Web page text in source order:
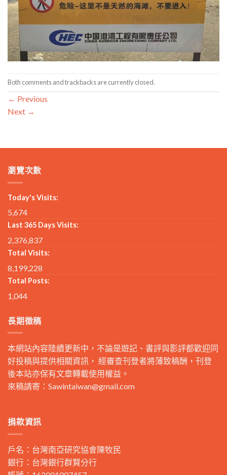
Both comments and trackbacks are currently closed.
← Previous
Next →
瀏覽次數
Today's Visits:
5,674
Last 365 Days Visits:
2,376,837
Total Visits:
8,199,228
Total Posts:
1,044
長期徵稿
本網站內容陸續更新中，不論是遊記、書評與影評都歡迎同
好投稿與提供相關資訊， 經審查刊登者將薄致稿酬，刊登
後本站亦保有文章轉載使用權益。
來稿請寄： Sawintaiwan@gmail.com
捐款資訊
戶名：台灣南亞研究協會陳牧民
銀行：台灣銀行群賢分行